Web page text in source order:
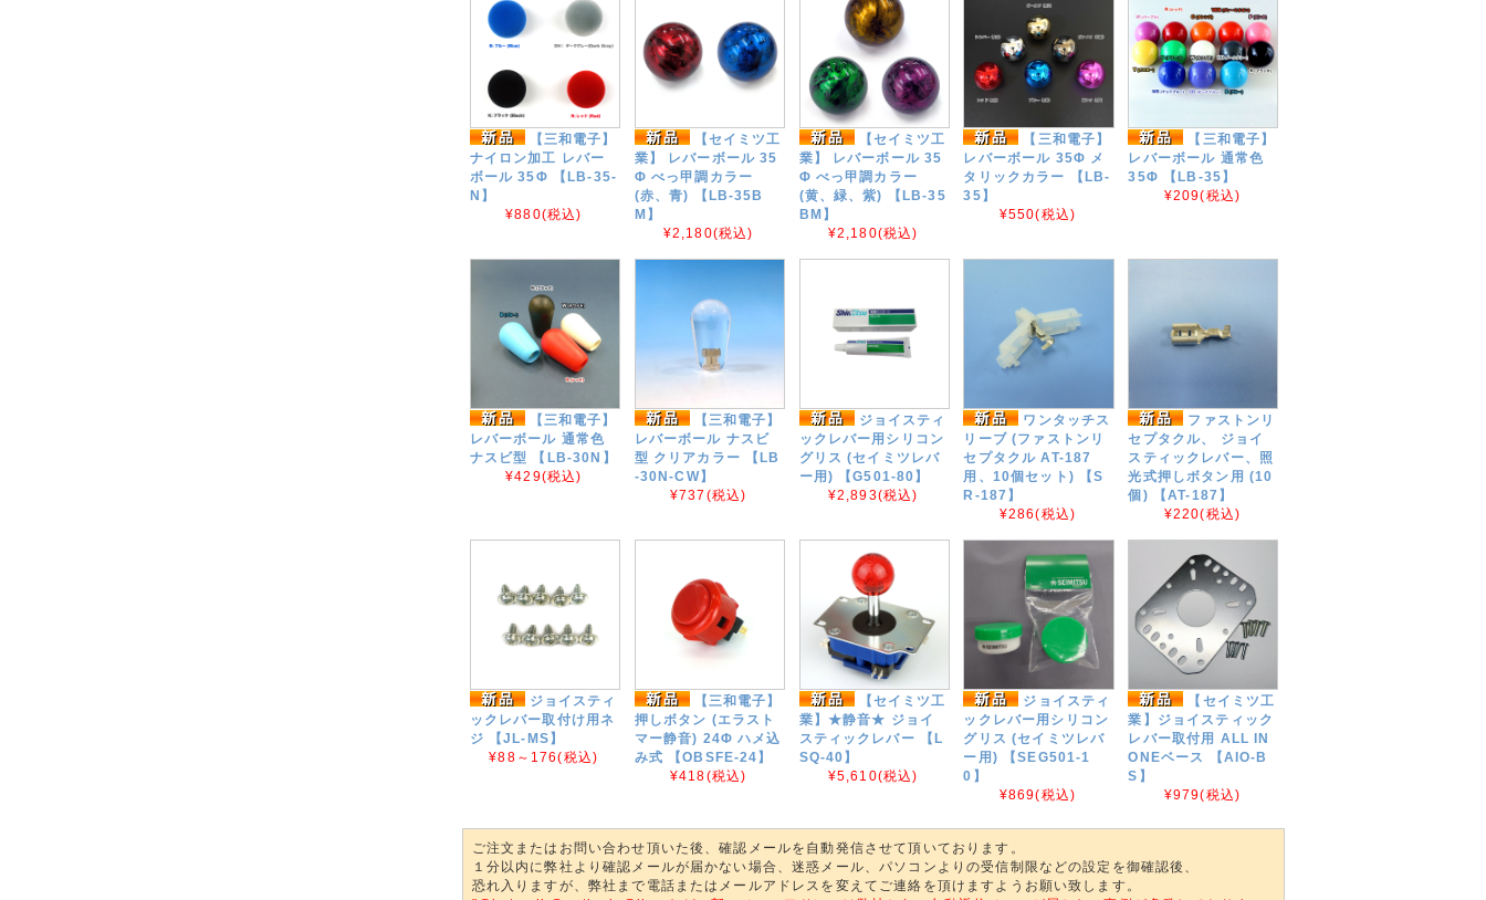
【三和電子】
ナイロン加工 レバー
ボール 35Φ 【LB-35-
N】
¥880(税込)
【セイミツ工
業】 レバーボール 35
Φ べっ甲調カラー
(赤、青) 【LB-35B
M】
¥2,180(税込)
【セイミツ工
業】 レバーボール 35
Φ べっ甲調カラー
(黄、緑、紫) 【LB-35
BM】
¥2,180(税込)
【三和電子】
レバーボール 35Φ メ
タリックカラー 【LB-
35】
¥550(税込)
【三和電子】
レバーボール 通常色
35Φ 【LB-35】
¥209(税込)
【三和電子】
レバーボール 通常色
ナスビ型 【LB-30N】
¥429(税込)
【三和電子】
レバーボール ナスビ
型 クリアカラー 【LB
-30N-CW】
¥737 (税込)
ジョイスティ
ックレバー用シリコン
グリス (セイミツレバ
ー用) 【G501-80】
¥2,893(税込)
ワンタッチス
リーブ (ファストンリ
セプタクル AT-187
用、10個セット) 【S
R-187】
¥286(税込)
ファストンリ
セプタクル、 ジョイ
スティックレバー、照
光式押しボタン用 (10
個) 【AT-187】
¥220(税込)
ジョイスティ
ックレバー取付け用ネ
ジ 【JL-MS】
¥88～176(税込)
【三和電子】
押しボタン (エラスト
マー静音) 24Φ ハメ込
み式 【OBSFE-24】
¥418(税込)
【セイミツ工
業】★静音★ ジョイ
スティックレバー 【L
SQ-40】
¥5,610(税込)
ジョイスティ
ックレバー用シリコン
グリス (セイミツレバ
ー用) 【SEG501-1
0】
¥869(税込)
【セイミツ工
業】ジョイスティック
レバー取付用 ALL IN
ONEベース 【AIO-B
S】
¥979(税込)
ご注文またはお問い合わせ頂いた後、確認メールを自動発信させて頂いております。
１分以内に弊社より確認メールが届かない場合、迷惑メール、パソコンよりの受信制限などの設定を御確認後、
恐れ入りますが、弊社まで電話またはメールアドレスを変えてご連絡を頂けますようお願い致します。